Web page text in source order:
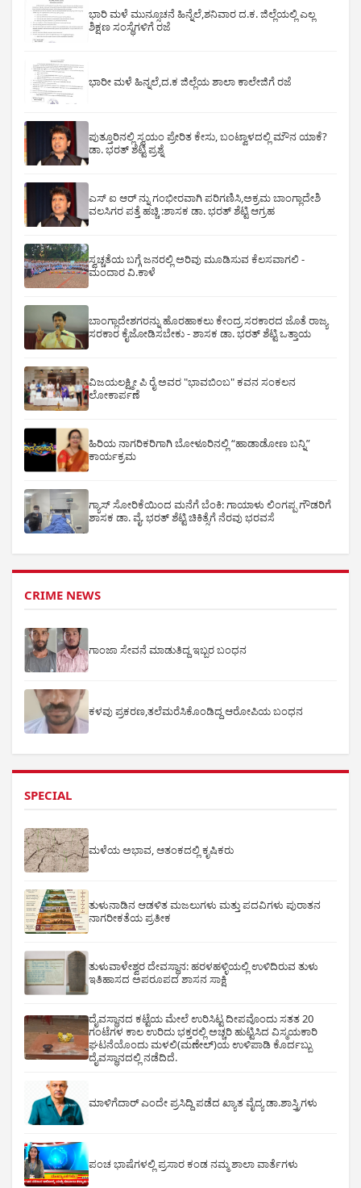
ಭಾರಿ ಮಳೆ ಮುನ್ಸೂಚನೆ ಹಿನ್ನೆಲೆ,ಶನಿವಾರ ದ.ಕ. ಜಿಲ್ಲೆಯಲ್ಲಿ ಎಲ್ಲ
ಶಿಕ್ಷಣ ಸಂಸ್ಥೆಗಳಿಗೆ ರಜೆ
ಭಾರೀ ಮಳೆ ಹಿನ್ನಲೆ,ದ.ಕ ಜಿಲ್ಲೆಯ ಶಾಲಾ ಕಾಲೇಜಿಗೆ ರಜೆ
ಪುತ್ತೂರಿನಲ್ಲಿ ಸ್ವಯಂ ಪ್ರೇರಿತ ಕೇಸು, ಬಂಟ್ವಾಳದಲ್ಲಿ ಮೌನ ಯಾಕೆ?
ಡಾ. ಭರತ್ ಶೆಟ್ಟಿ ಪ್ರಶ್ನೆ
ಎಸ್ ಐ ಆರ್ ನ್ನು ಗಂಭೀರವಾಗಿ ಪರಿಗಣಿಸಿ,ಅಕ್ರಮ ಬಾಂಗ್ಲಾದೇಶಿ
ವಲಸಿಗರ ಪತ್ತೆ ಹಚ್ಚಿ :ಶಾಸಕ ಡಾ. ಭರತ್ ಶೆಟ್ಟಿ ಆಗ್ರಹ
ಸ್ವಚ್ಚತೆಯ ಬಗ್ಗೆ ಜನರಲ್ಲಿ ಅರಿವು ಮೂಡಿಸುವ ಕೆಲಸವಾಗಲಿ -
ಮಂದಾರ ವಿ.ಕಾಳೆ
ಬಾಂಗ್ಲಾದೇಶಗರನ್ನು ಹೊರಹಾಕಲು ಕೇಂದ್ರ ಸರಕಾರದ ಜೊತೆ ರಾಜ್ಯ
ಸರಕಾರ ಕೈಜೋಡಿಸಬೇಕು - ಶಾಸಕ ಡಾ. ಭರತ್ ಶೆಟ್ಟಿ ಒತ್ತಾಯ
ವಿಜಯಲಕ್ಷ್ಮೀ ಪಿ ರೈ ಅವರ "ಭಾವಬಿಂಬ" ಕವನ ಸಂಕಲನ
ಲೋಕಾರ್ಪಣೆ
ಹಿರಿಯ ನಾಗರಿಕರಿಗಾಗಿ ಬೋಳೂರಿನಲ್ಲಿ “ಹಾಡಾಡೋಣ ಬನ್ನಿ”
ಕಾರ್ಯಕ್ರಮ
ಗ್ಯಾಸ್ ಸೋರಿಕೆಯಿಂದ ಮನೆಗೆ ಬೆಂಕಿ: ಗಾಯಾಳು ಲಿಂಗಪ್ಪ ಗೌಡರಿಗೆ
ಶಾಸಕ ಡಾ. ವೈ. ಭರತ್ ಶೆಟ್ಟಿ ಚಿಕಿತ್ಸೆಗೆ ನೆರವು ಭರವಸೆ
CRIME NEWS
ಗಾಂಜಾ ಸೇವನೆ ಮಾಡುತಿದ್ದ ಇಬ್ಬರ ಬಂಧನ
ಕಳವು ಪ್ರಕರಣ,ತಲೆಮರೆಸಿಕೊಂಡಿದ್ದ ಆರೋಪಿಯ ಬಂಧನ
SPECIAL
ಮಳೆಯ ಅಭಾವ, ಆತಂಕದಲ್ಲಿ ಕೃಷಿಕರು
ತುಳುನಾಡಿನ ಆಡಳಿತ ಮಜಲುಗಳು ಮತ್ತು ಪದವಿಗಳು ಪುರಾತನ
ನಾಗರೀಕತೆಯ ಪ್ರತೀಕ
ತುಳುವಾಳೇಶ್ವರ ದೇವಸ್ಥಾನ: ಹರಳಹಳ್ಳಿಯಲ್ಲಿ ಉಳಿದಿರುವ ತುಳು
ಇತಿಹಾಸದ ಅಪರೂಪದ ಶಾಸನ ಸಾಕ್ಷಿ
ದೈವಸ್ಥಾನದ ಕಟ್ಟೆಯ ಮೇಲೆ ಉರಿಸಿಟ್ಟ ದೀಪವೊಂದು ಸತತ 20
ಗಂಟೆಗಳ ಕಾಲ ಉರಿದು ಭಕ್ತರಲ್ಲಿ ಅಚ್ಚರಿ ಹುಟ್ಟಿಸಿದ ವಿಸ್ಮಯಕಾರಿ
ಘಟನೆಯೊಂದು ಮಳಲಿ(ಮಣೇಲ್)ಯ ಉಳಿಪಾಡಿ ಕೊರ್ದಬ್ಬು
ದೈವಸ್ಥಾನದಲ್ಲಿ ನಡೆದಿದೆ.
ಮಾಳಿಗೆದಾರ್ ಎಂದೇ ಪ್ರಸಿದ್ದಿ ಪಡೆದ ಖ್ಯಾತ ವೈದ್ಯ ಡಾ.ಶಾಸ್ತ್ರಿಗಳು
ಪಂಚ ಭಾಷೆಗಳಲ್ಲಿ ಪ್ರಸಾರ ಕಂಡ ನಮ್ಮ ಶಾಲಾ ವಾರ್ತೆಗಳು